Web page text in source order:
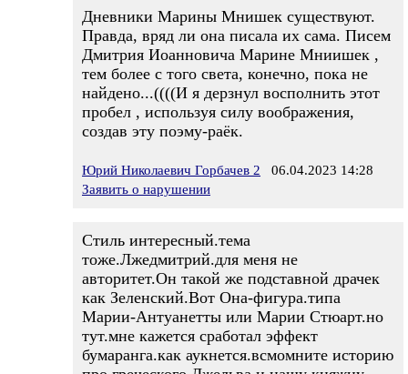
Дневники Марины Мнишек существуют.
Правда, вряд ли она писала их сама. Писем
Дмитрия Иоанновича Марине Мниишек ,
тем более с того света, конечно, пока не
найдено...((((И я дерзнул восполнить этот
пробел , используя силу воображения,
создав эту поэму-раёк.
Юрий Николаевич Горбачев 2 06.04.2023 14:28
Заявить о нарушении
Стиль интересный.тема
тоже.Лжедмитрий.для меня не
авторитет.Он такой же подставной драчек
как Зеленский.Вот Она-фигура.типа
Марии-Антуанетты или Марии Стюарт.но
тут.мне кажется сработал эффект
бумаранга.как аукнется.всмомните историю